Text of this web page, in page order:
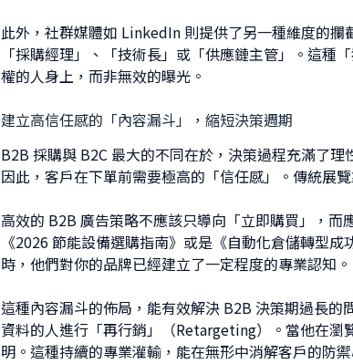
此外，社群媒體如 LinkedIn 則提供了另一種維度的
「採購經理」、「技術長」或「供應鏈主管」。這種
權的人身上，而非無效的曝光。
建立高信任感的「內容漏斗」，縮短決策週期
B2B 採購與 B2C 最大的不同在於，決策過程充滿了
因此，客戶在下單前需要極高的「信任感」。傳統展
高效的 B2B 廣告策略不應該只導向「立即購買」，
《2026 節能設備選購指南》或是《自動化倉儲轉型
時，他們對你的品牌已經建立了一定程度的專業認知。
這種內容漏斗的佈局，能有效解決 B2B 決策期過長
資料的人進行「再行銷」（Retargeting）。當他在
明。這種持續的專業灌輸，能在無形中消解客戶的防